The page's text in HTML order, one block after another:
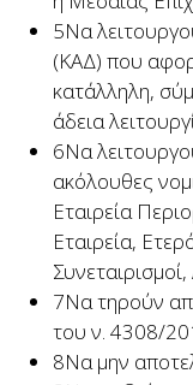
5Να
(ΚΑΔ) που
κατάλληλη,
άδεια
6Να
ακόλουθες
Εταιρεία
Εταιρεία,
7Να τηρούν
του ν. 4308/
8Να μην